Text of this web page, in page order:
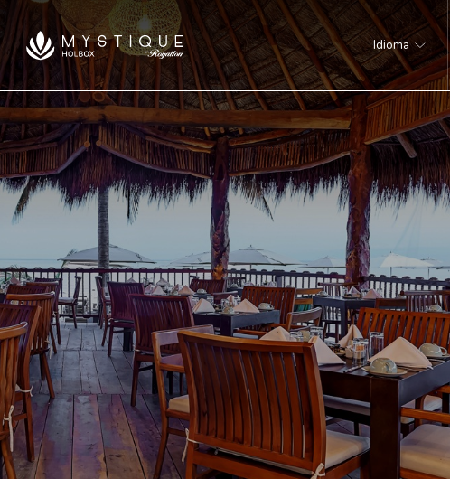
Mystique
Holbox
Idioma